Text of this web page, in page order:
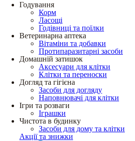
Годування
Корм
Ласощі
Годівниці та поїлки
Ветеринарна аптека
Вітаміни та добавки
Протипаразитарні засоби
Домашній затишок
Аксесуари для клітки
Клітки та переноски
Догляд та гігієна
Засоби для догляду
Наповнювачі для клітки
Ігри та розваги
Іграшки
Чистота в будинку
Засоби для дому та клітки
Акції та знижки